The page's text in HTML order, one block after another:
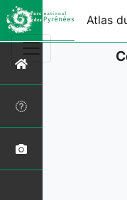
Atlas